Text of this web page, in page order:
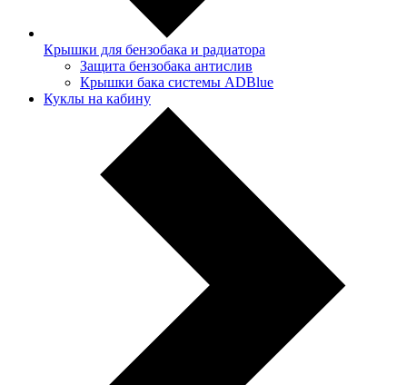
Крышки для бензобака и радиатора
Защита бензобака антислив
Крышки бака системы ADBlue
Куклы на кабину